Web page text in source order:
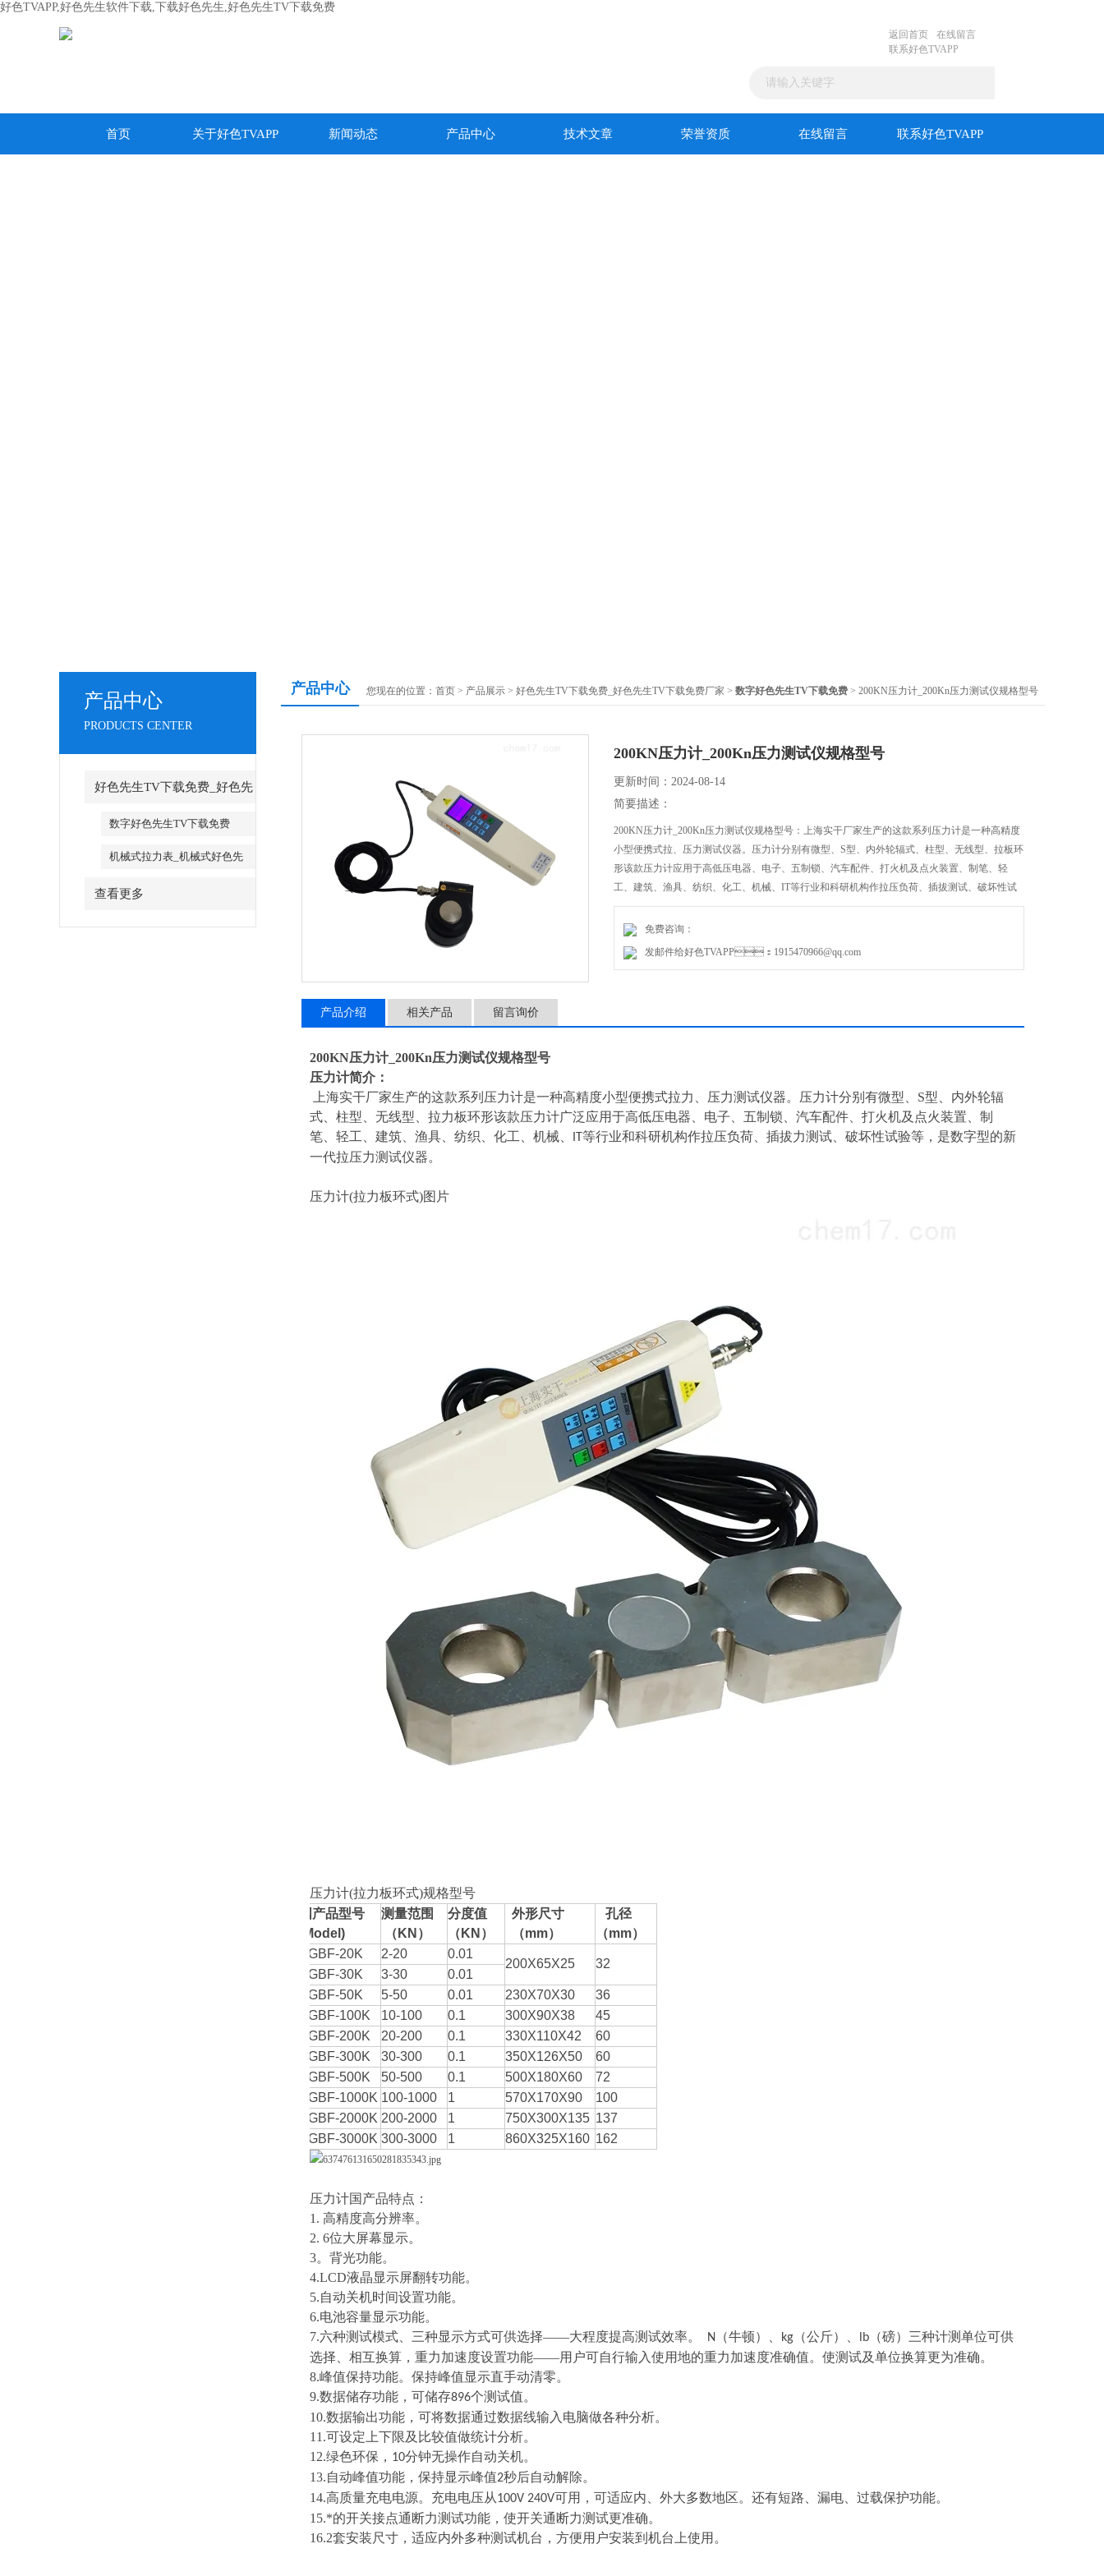
好色TVAPP,好色先生软件下载,下载好色先生,好色先生TV下载免费
返回首页
在线留言
联系好色TVAPP
首页 关于好色TVAPP 新闻动态 产品中心 技术文章 荣誉资质 在线留言 联系好色TVAPP
产品中心
PRODUCTS CENTER
好色先生TV下载免费_好色先
生TV下载免费厂家
数字好色先生TV下载免费
机械式拉力表_机械式好色先
查看更多
产品中心 您现在的位置： 首页 > 产品展示 > 好色先生TV下载免费_好色先生TV下载免费厂家 > 数字好色先生TV下载免费 > 200KN压力计_200Kn压力测试仪规格型号
200KN压力计_200Kn压力测试仪规格型号
更新时间：2024-08-14
简要描述：
200KN压力计_200Kn压力测试仪规格型号：上海实干厂家生产的这款系列压力计是一种高精度
小型便携式拉、压力测试仪器。压力计分别有微型、S型、内外轮辐式、柱型、无线型、拉板环
形该款压力计应用于高低压电器、电子、五制锁、汽车配件、打火机及点火装置、制笔、轻
工、建筑、渔具、纺织、化工、机械、IT等行业和科研机构作拉压负荷、插拔测试、破坏性试
验等，是数字型的新一代拉压力测试仪器。
免费咨询：
发邮件给好色TVAPP：1915470966@qq.com
产品介绍 相关产品 留言询价
200KN压力计_200Kn压力测试仪规格型号
压力计简介：
上海实干厂家生产的这款系列 压力计是一种高精度小型便携式拉力、压力测试仪器。压力计分别有微型、S型、内外轮辐
式、柱型、无线型、拉力板环形该款压力计广泛应用于高低压电器、电子、五制锁、汽车配件、打火机及点火装置、制
笔、轻工、建筑、渔具、纺织、化工、机械、
等行业和科研机构作拉压负荷、插拔力测试、破坏性试验等，是数字型的新
一代拉压力测试仪器。
压力计(拉力板环式)图片
压力计(拉力板环式)规格型号
国产品型号
Model)
测量范围
（ KN ）
分度值
（KN ）
外形尺寸
（mm）
孔径
（mm）
SGBF-20K
2-20 0.01
200X65X25 32
SGBF-30K 3-30
0.01
SGBF-50K
5-50 0.01 230X70X30
36
SGBF-100K
10-100 0.1 300X90X38
45
SGBF-200K
20-200 0.1 330X110X42
60
SGBF-300K
30-300 0.1 350X126X50
60
SGBF-500K
50-500 0.1 500X180X60
72
SGBF-1000K 100-1000 1 570X170X90
100
SGBF-2000K 200-2000 1 750X300X135 137
SGBF-3000K 300-3000 1 860X325X160 162
压力计国产品特点：
1. 高精度高分辨率。
2. 6位大屏幕显示。
3。背光功能。
4.LCD液晶显示屏翻转功能。
5.自动关机时间设置功能。
6.电池容量显示功能。
7.六种测试模式、三种显示方式可供选择——大程度提高测试效率。
N （牛顿）、 kg （公斤）、 lb （磅）三种计测单位可供
选择、相互换算，重力加速度设置功能——用户可自行输入使用地的重力加速度准确值。使测试及单位换算更为准确。
8.峰值保持功能。保持峰值显示直手动清零。
9.数据储存功能，可储存896个测试值。
10.数据输出功能，可将数据通过数据线输入电脑做各种分析。
11.可设定上下限及比较值做统计分析。
12.绿色环保， 10分钟无操作自动关机。
13.自动峰值功能，保持显示峰值2秒后自动解除。
14.高质量充电电源。充电电压从100V 240V可用，可适应内、外大多数地区。还有短路、漏电、过载保护功能。
15.*的开关接点通断力测试功能，使开关通断力测试更准确。
16.2套安装尺寸，适应内外多种测试机台，方便用户安装到机台上使用。